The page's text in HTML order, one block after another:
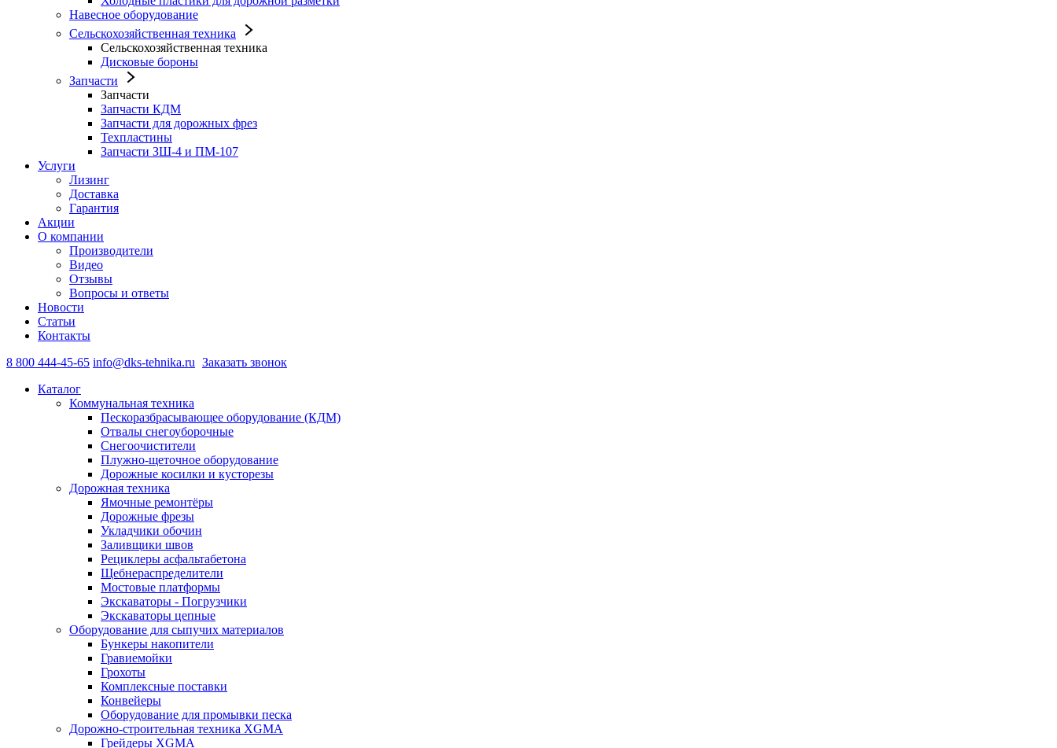
Навесное оборудование
Сельскохозяйственная техника
Сельскохозяйственная техника
Дисковые бороны
Запчасти
Запчасти
Запчасти КДМ
Запчасти для дорожных фрез
Техпластины
Запчасти ЗШ-4 и ПМ-107
Услуги
Лизинг
Доставка
Гарантия
Акции
О компании
Производители
Видео
Отзывы
Вопросы и ответы
Новости
Статьи
Контакты
8 800 444-45-65 info@dks-tehnika.ru Заказать звонок
Каталог
Коммунальная техника
Пескоразбрасывающее оборудование (КДМ)
Отвалы снегоуборочные
Снегоочистители
Плужно-щеточное оборудование
Дорожные косилки и кусторезы
Дорожная техника
Ямочные ремонтёры
Дорожные фрезы
Укладчики обочин
Заливщики швов
Рециклеры асфальтабетона
Щебнераспределители
Мостовые платформы
Экскаваторы - Погрузчики
Экскаваторы цепные
Оборудование для сыпучих материалов
Бункеры накопители
Гравиемойки
Грохоты
Комплексные поставки
Конвейеры
Оборудование для промывки песка
Дорожно-строительная техника XGMA
Грейдеры XGMA